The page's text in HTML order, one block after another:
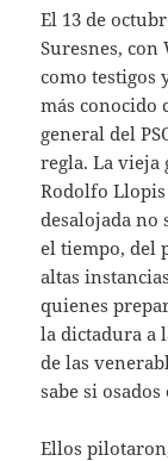
El 13 de
Suresnes,
como testigos
más conocido
general del
regla. La vieja
Rodolfo
desalojada no
el tiempo, del
altas
quienes
la dictadura a
de las
sabe si
Ellos